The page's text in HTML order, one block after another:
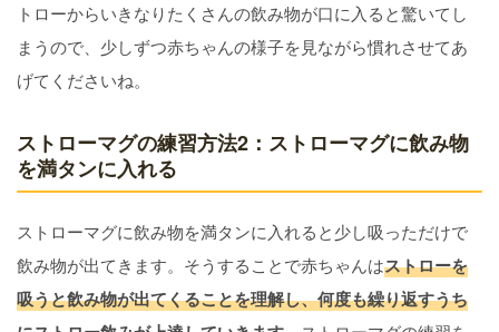
トローからいきなりたくさんの飲み物が口に入ると驚いてし
まうので、少しずつ赤ちゃんの様子を見ながら慣れさせてあ
げてくださいね。
ストローマグの練習方法2：ストローマグに飲み物
を満タンに入れる
ストローマグに飲み物を満タンに入れると少し吸っただけで
飲み物が出てきます。そうすることで赤ちゃんはストローを
吸うと飲み物が出てくることを理解し、何度も繰り返すうち